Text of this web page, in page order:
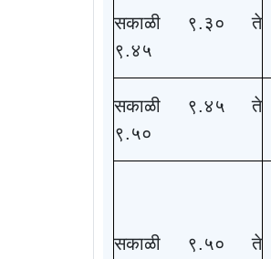
सकाळी ९.३० ते
९.४५
सकाळी ९.४५ ते
९.५०
सकाळी ९.५० ते